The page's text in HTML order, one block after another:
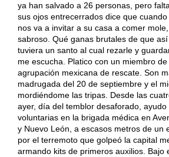
ya han salvado a 26 personas, pero
sus ojos entrecerrados dice que
nos va a invitar a su casa a comer
sabroso. Qué ganas brutales de que
tuviera un santo al cual rezarle y
me escucha. Platico con un miembro de
agrupación mexicana de rescate. Son
madrugada del 20 de septiembre y el
mordiéndome las tripas. Desde las
ayer, día del temblor desaforado,
voluntarias en la brigada médica en
y Nuevo León, a escasos metros de un
por el terremoto que golpeó la capital
armando kits de primeros auxilios. Bajo